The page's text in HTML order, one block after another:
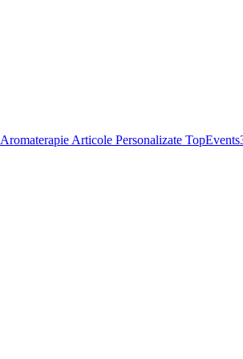
Aromaterapie Articole Personalizate